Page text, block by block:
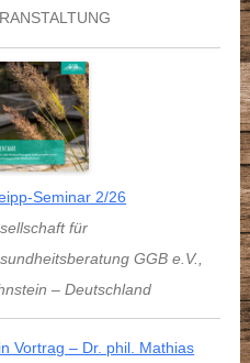
Seminar 2/26
für
GGB e.V.,
–Deutschland
Vortrag – Dr. phil. Mathias